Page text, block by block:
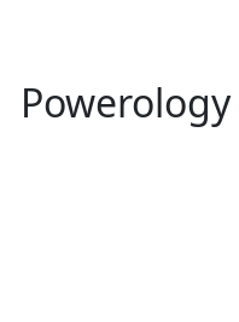
پاور بانک آلومینیوم اونیکس 20000 پاورولوجی Powerology